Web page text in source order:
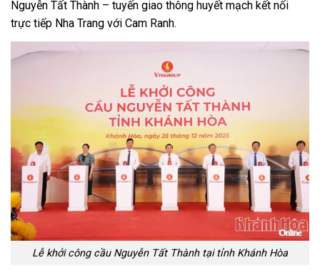
Nguyễn Tất Thành – tuyến giao thông huyết mạch kết nối
trực tiếp Nha Trang với Cam Ranh.
Lễ khởi công cầu Nguyễn Tất Thành tại tỉnh Khánh Hòa